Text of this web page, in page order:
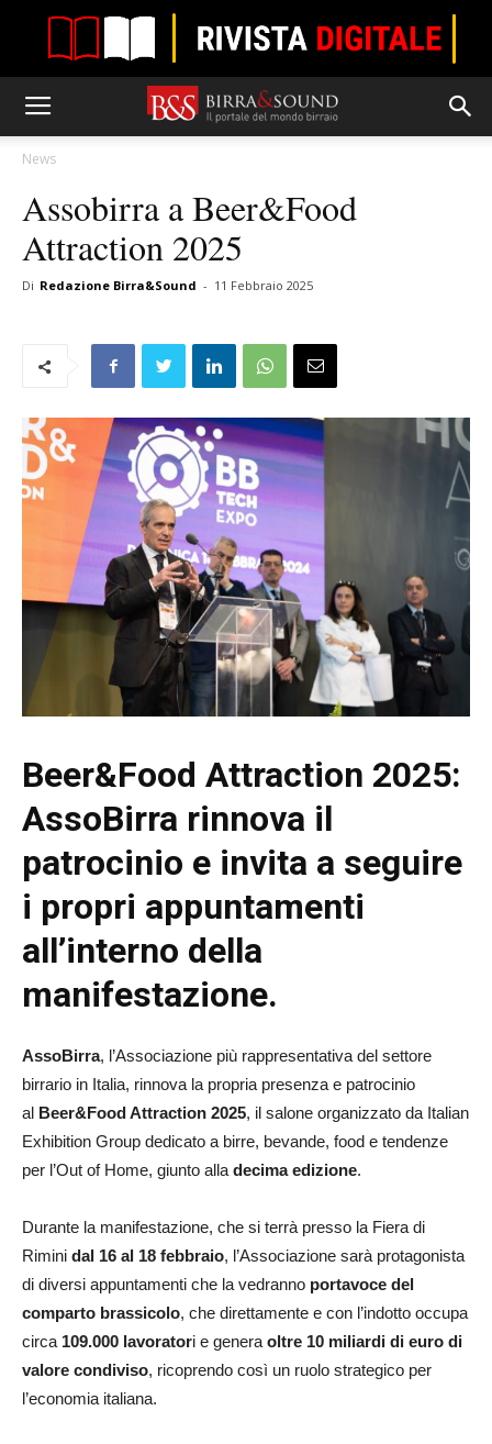
News
Assobirra a Beer&Food
Attraction 2025
Di Redazione Birra&Sound - 11 Febbraio 2025
Beer&Food Attraction 2025:
AssoBirra rinnova il
patrocinio e invita a seguire
i propri appuntamenti
all’interno della
manifestazione.
AssoBirra, l’Associazione più rappresentativa del settore
birrario in Italia, rinnova la propria presenza e patrocinio
al Beer&Food Attraction 2025, il salone organizzato da Italian
Exhibition Group dedicato a birre, bevande, food e tendenze
per l’Out of Home, giunto alla decima edizione.
Durante la manifestazione, che si terrà presso la Fiera di
Rimini dal 16 al 18 febbraio, l’Associazione sarà protagonista
di diversi appuntamenti che la vedranno portavoce del
comparto brassicolo, che direttamente e con l’indotto occupa
circa 109.000 lavoratori e genera oltre 10 miliardi di euro di
valore condiviso, ricoprendo così un ruolo strategico per
l’economia italiana.